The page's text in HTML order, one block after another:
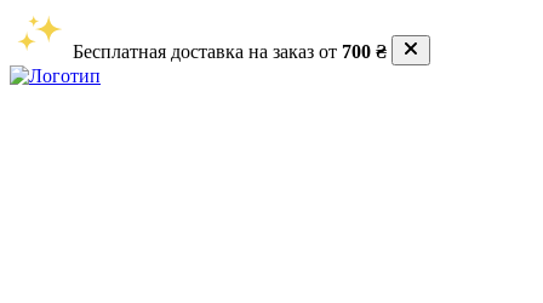
Бесплатная доставка на заказ от 700 ₴